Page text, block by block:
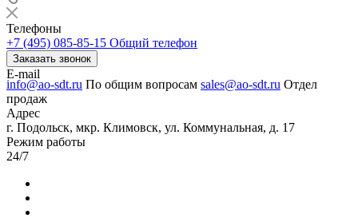
Телефоны
+7 (495) 085-85-15 Общий телефон
Заказать звонок
E-mail
info@ao-sdt.ru По общим вопросам sales@ao-sdt.ru Отдел
продаж
Адрес
г. Подольск, мкр. Климовск, ул. Коммунальная, д. 17
Режим работы
24/7